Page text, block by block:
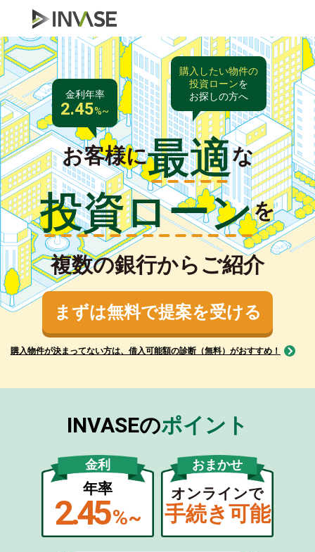
お客様に最適な
投資ローンを
複数の銀行からご紹介
購入したい物件の
投資ローンを
お探しの方へ
金利年率
2.45%~
まずは無料で提案を受ける
購入物件が決まってない方は、借入可能額の診断（無料）がおすすめ！
INVASEのポイント
金利
年率
2.45%~
おまかせ
オンラインで
手続き可能